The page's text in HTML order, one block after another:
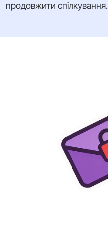
продовжити спілкування.